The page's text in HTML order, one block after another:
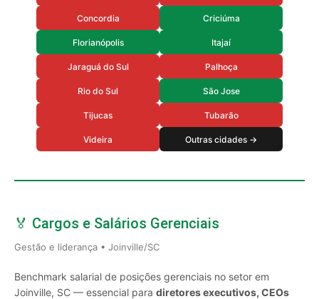
Concordia Criciúma
Florianópolis Itajaí
Jaraguá do Sul Palhoça
Rio do Sul São Jose
Tijucas Tubarão
Videira Outras cidades →
🏅 Cargos e Salários Gerenciais
Gestão e liderança • Joinville/SC
Benchmark salarial de posições gerenciais no setor em
Joinville, SC — essencial para diretores executivos, CEOs